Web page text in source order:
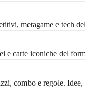
metagame e tech
e carte iconiche del
combo e regole.